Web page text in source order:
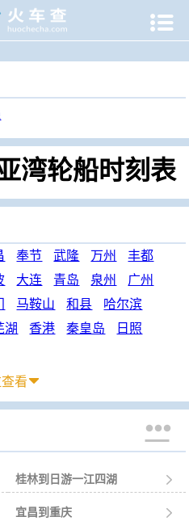

湾轮船时刻表
奉节 武隆 万州
丰都
大连 青岛 泉州
广州
马鞍山 和县
哈尔滨
湖 香港 秦皇岛
日照
看

桂林到日游一江四湖 
宜昌到重庆 